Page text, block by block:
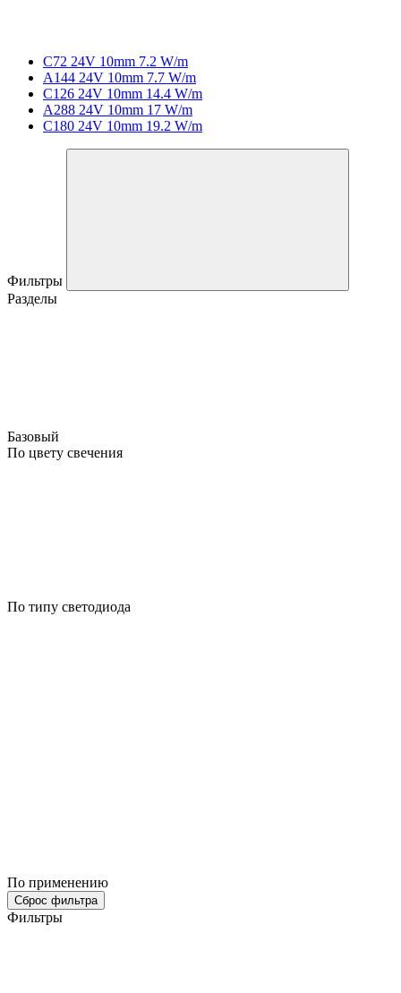
C72 24V 10mm 7.2 W/m
A144 24V 10mm 7.7 W/m
C126 24V 10mm 14.4 W/m
A288 24V 10mm 17 W/m
C180 24V 10mm 19.2 W/m
Фильтры
Разделы
Базовый
По цвету свечения
По типу светодиода
По применению
Сброс фильтра
Фильтры